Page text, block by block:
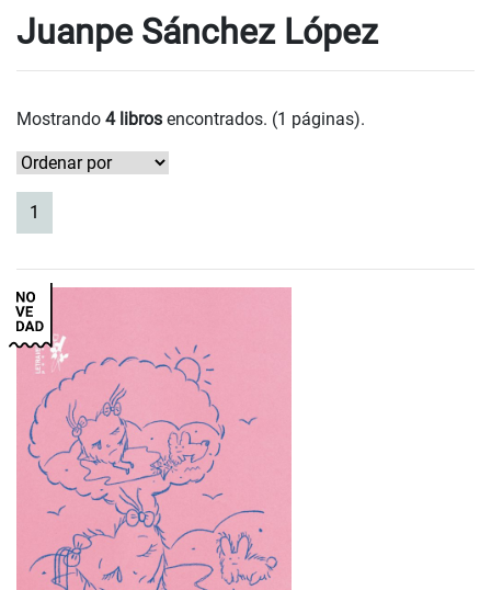
Juanpe Sánchez López
Mostrando 4 libros encontrados. (1 páginas).
1